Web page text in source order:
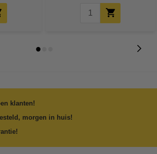
klanten!
morgen in huis!